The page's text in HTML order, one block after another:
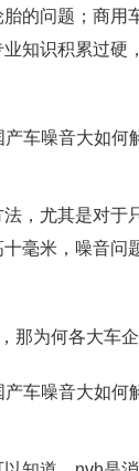
的问题；商用
知识积累过硬
，尤其是对于
毫米，噪音
那为何各大车